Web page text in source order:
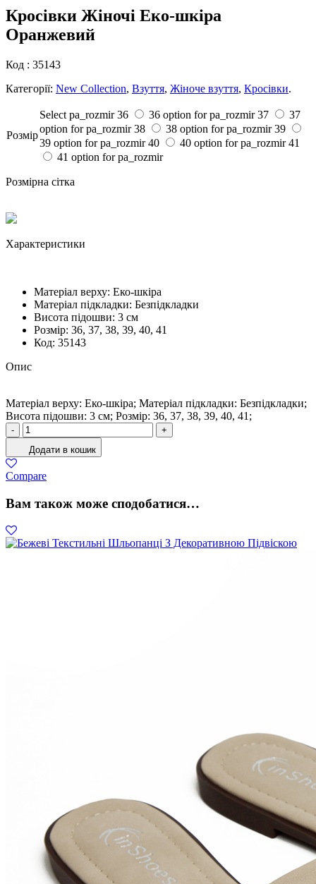
Кросівки Жіночі Еко-шкіра
Оранжевий
Код : 35143
Категорії: New Collection, Взуття, Жіноче взуття, Кросівки.
Розмiр
Select pa_rozmir 36 36 option for pa_rozmir 37
37
option for pa_rozmir 38 38 option for pa_rozmir 39
39 option for pa_rozmir 40 40 option for pa_rozmir 41
41 option for pa_rozmir
Розмірна сітка
Характеристики
Матеріал верху: Еко-шкіра
Матеріал підкладки: Безпідкладки
Висота підошви: 3 см
Розмiр: 36, 37, 38, 39, 40, 41
Код: 35143
Опис
Матеріал верху: Еко-шкіра; Матеріал підкладки: Безпідкладки;
Висота підошви: 3 см; Розмiр: 36, 37, 38, 39, 40, 41;
Кросівки
Жіночі
Еко-
шкіра
Оранжевий
-
+
Додати в кошик
Compare
Вам також може сподобатися…